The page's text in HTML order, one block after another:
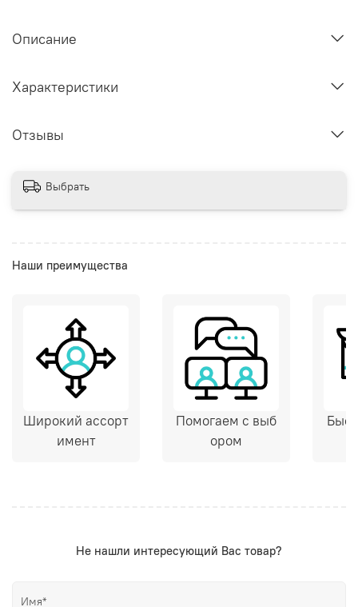
Описание
Характеристики
Отзывы
Выбрать
Наши преимущества
Широкий ассорт
имент
Помогаем с выб
ором
Не нашли интересующий Вас товар?